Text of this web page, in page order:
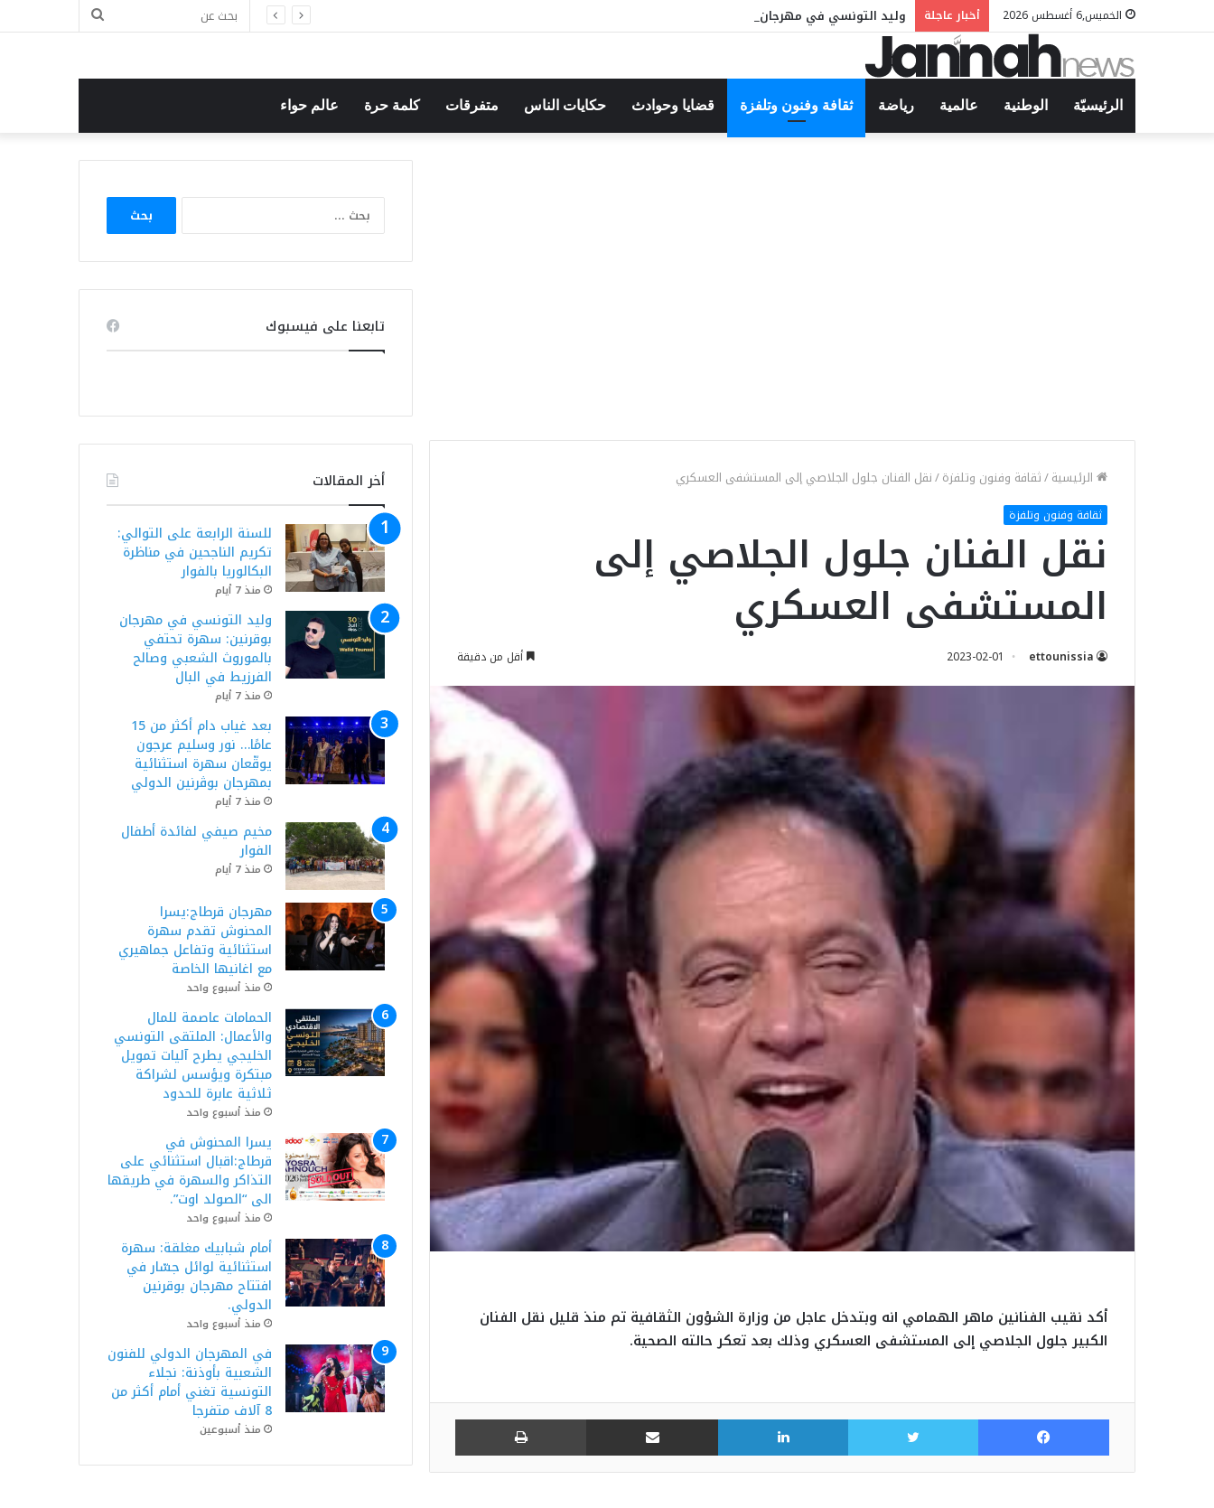
الخميس,6 أغسطس 2026 أخبار عاجلة وليد التونسي في مهرجان بوقرنين: سهرة تحتفي بالموروث الشعبي وصالح الفرزيط في البال
بحث
الرئيسيّة الوطنية عالمية رياضة ثقافة وفنون وتلفزة قضايا وحوادث حكايات الناس متفرقات كلمة حرة عالم حواء
الرئيسية/ثقافة وفنون وتلفزة/نقل الفنان جلول الجلاصي إلى المستشفى العسكري
ثقافة وفنون وتلفزة
نقل الفنان جلول الجلاصي إلى
المستشفى العسكري
ettounissia
2023-02-01 أقل من دقيقة
أكد نقيب الفنانين ماهر الهمامي انه وبتدخل عاجل من وزارة الشؤون الثقافية تم منذ قليل نقل الفنان
الكبير جلول الجلاصي إلى المستشفى العسكري وذلك بعد تعكر حالته الصحية.
فيسبوك تويتر لينكدإن مشاركة عبر البريد طباعة
البحث
تابعنا على فيسبوك
أخر المقالات
للسنة الرابعة على التوالي:
تكريم الناجحين في مناظرة
البكالوريا بالفوار
منذ 7 أيام
وليد التونسي في مهرجان
بوقرنين: سهرة تحتفي
بالموروث الشعبي وصالح
الفرزيط في البال
منذ 7 أيام
بعد غياب دام أكثر من 15
عامًا… نور وسليم عرجون
يوقّعان سهرة استثنائية
بمهرجان بوڨرنين الدولي
منذ 7 أيام
مخيم صيفي لفائدة أطفال
الفوار
منذ 7 أيام
مهرجان قرطاج:يسرا
المحنوش تقدم سهرة
استثنائية وتفاعل جماهيري
مع اغانيها الخاصة
منذ أسبوع واحد
الحمامات عاصمة للمال
والأعمال: الملتقى التونسي
الخليجي يطرح آليات تمويل
مبتكرة ويؤسس لشراكة
ثلاثية عابرة للحدود
منذ أسبوع واحد
يسرا المحنوش في
قرطاج:اقبال استثنائي على
التذاكر والسهرة في طريقها
الى “الصولد اوت”.
منذ أسبوع واحد
أمام شبابيك مغلقة: سهرة
استثنائية لوائل جسّار في
افتتاح مهرجان بوقرنين
الدولي.
منذ أسبوع واحد
في المهرجان الدولي للفنون
الشعبية بأوذنة: نجلاء
التونسية تغني أمام أكثر من
8 آلاف متفرجا
منذ أسبوعين